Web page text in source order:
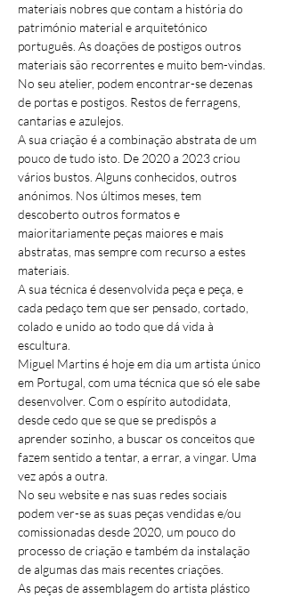
materiais nobres que contam a história do
património material e arquitetónico
português. As doações de postigos outros
materiais são recorrentes e muito bem-vindas.
No seu atelier, podem encontrar-se dezenas
de portas e postigos. Restos de ferragens,
cantarias e azulejos.
A sua criação é a combinação abstrata de um
pouco de tudo isto. De 2020 a 2023 criou
vários bustos. Alguns conhecidos, outros
anónimos. Nos últimos meses, tem
descoberto outros formatos e
maioritariamente peças maiores e mais
abstratas, mas sempre com recurso a estes
materiais.
A sua técnica é desenvolvida peça e peça, e
cada pedaço tem que ser pensado, cortado,
colado e unido ao todo que dá vida à
escultura.
Miguel Martins é hoje em dia um artista único
em Portugal, com uma técnica que só ele sabe
desenvolver. Com o espírito autodidata,
desde cedo que se que se predispôs a
aprender sozinho, a buscar os conceitos que
fazem sentido a tentar, a errar, a vingar. Uma
vez após a outra.
No seu website e nas suas redes sociais
podem ver-se as suas peças vendidas e/ou
comissionadas desde 2020, um pouco do
processo de criação e também da instalação
de algumas das mais recentes criações.
As peças de assemblagem do artista plástico